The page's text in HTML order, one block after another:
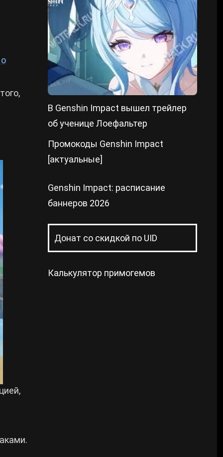
В Genshin Impact вышел трейлер
об ученице Лоефальтер
Промокоды Genshin Impact
[актуальные]
Genshin Impact: расписание
баннеров 2026
Донат со скидкой по UID
Калькулятор примогемов